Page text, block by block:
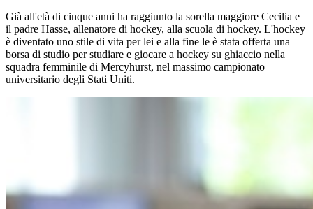
Già all'età di cinque anni ha raggiunto la sorella maggiore Cecilia e
il padre Hasse, allenatore di hockey, alla scuola di hockey. L'hockey
è diventato uno stile di vita per lei e alla fine le è stata offerta una
borsa di studio per studiare e giocare a hockey su ghiaccio nella
squadra femminile di Mercyhurst, nel massimo campionato
universitario degli Stati Uniti.